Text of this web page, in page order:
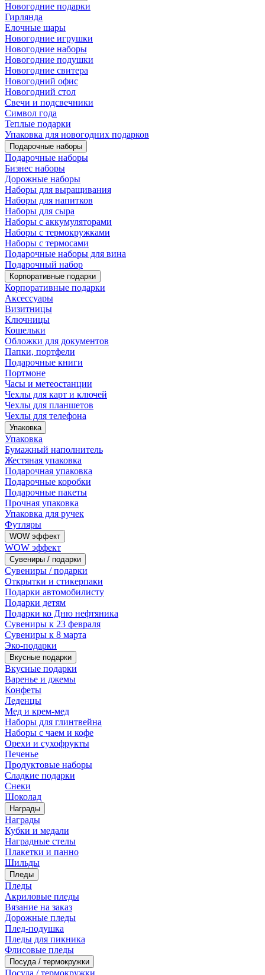
Новогодние подарки
Гирлянда
Елочные шары
Новогодние игрушки
Новогодние наборы
Новогодние подушки
Новогодние свитера
Новогодний офис
Новогодний стол
Свечи и подсвечники
Символ года
Теплые подарки
Упаковка для новогодних подарков
Подарочные наборы
Подарочные наборы
Бизнес наборы
Дорожные наборы
Наборы для выращивания
Наборы для напитков
Наборы для сыра
Наборы с аккумуляторами
Наборы с термокружками
Наборы с термосами
Подарочные наборы для вина
Подарочный набор
Корпоративные подарки
Корпоративные подарки
Аксессуары
Визитницы
Ключницы
Кошельки
Обложки для документов
Папки, портфели
Подарочные книги
Портмоне
Часы и метеостанции
Чехлы для карт и ключей
Чехлы для планшетов
Чехлы для телефона
Упаковка
Упаковка
Бумажный наполнитель
Жестяная упаковка
Подарочная упаковка
Подарочные коробки
Подарочные пакеты
Прочная упаковка
Упаковка для ручек
Футляры
WOW эффект
WOW эффект
Сувениры / подарки
Сувениры / подарки
Открытки и стикерпаки
Подарки автомобилисту
Подарки детям
Подарки ко Дню нефтяника
Сувениры к 23 февраля
Сувениры к 8 марта
Эко-подарки
Вкусные подарки
Вкусные подарки
Варенье и джемы
Конфеты
Леденцы
Мед и крем-мед
Наборы для глинтвейна
Наборы с чаем и кофе
Орехи и сухофрукты
Печенье
Продуктовые наборы
Сладкие подарки
Снеки
Шоколад
Награды
Награды
Кубки и медали
Наградные стелы
Плакетки и панно
Шильды
Пледы
Пледы
Акриловые пледы
Вязание на заказ
Дорожные пледы
Плед-подушка
Пледы для пикника
Флисовые пледы
Посуда / термокружки
Посуда / термокружки